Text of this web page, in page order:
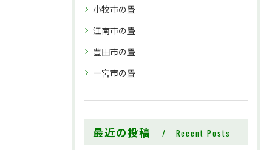
小牧市の畳
江南市の畳
豊田市の畳
一宮市の畳
最近の投稿 Recent Posts